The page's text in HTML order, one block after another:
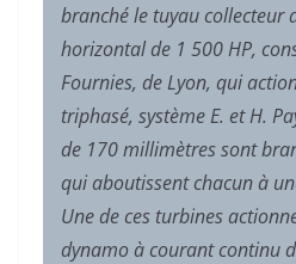
branché le tuyau collecteur
horizontal de 1 500 HP,
Fournies, de Lyon, qui
triphasé, système E. et H.
de 170 millimètres sont
qui aboutissent chacun à
Une de ces turbines
dynamo à courant continu